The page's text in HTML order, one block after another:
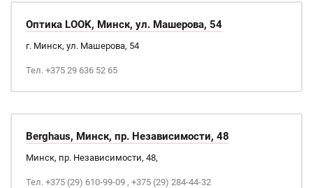
Оптика LOOK, Минск, ул. Машерова, 54
г. Минск, ул. Машерова, 54
Тел. +375 29 636 52 65
Berghaus, Минск, пр. Независимости, 48
Минск, пр. Независимости, 48,
Тел. +375 (29) 610-99-09 , +375 (29) 284-44-32